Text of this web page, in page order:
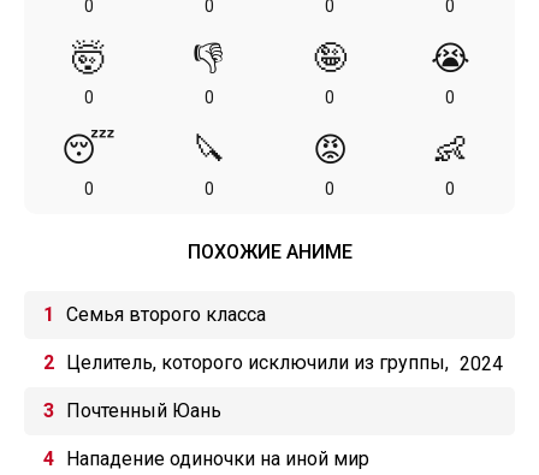
0 0 0 0
🤯
0
👎
0
🤪
0
😭
0
😴
0
🔪
0
😡
0
👶
0
ПОХОЖИЕ АНИМЕ
Семья второго класса
Целитель, которого исключили из группы,
оказался сильнейшим!
2024
Почтенный Юань
Нападение одиночки на иной мир